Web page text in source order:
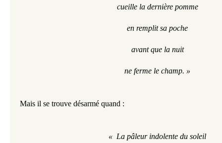
cueille la dernière pomme
en remplit sa poche
avant que la nuit
ne ferme le champ. »
Mais il se trouve désarmé quand :
«  La pâleur indolente du soleil